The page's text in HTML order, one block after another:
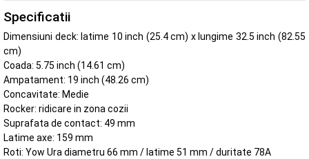
Specificatii
Dimensiuni deck: latime 10 inch (25.4 cm) x lungime 32.5 inch (82.55
cm)
Coada: 5.75 inch (14.61 cm)
Ampatament: 19 inch (48.26 cm)
Concavitate: Medie
Rocker: ridicare in zona cozii
Suprafata de contact: 49 mm
Latime axe: 159 mm
Roti: Yow Ura diametru 66 mm / latime 51 mm / duritate 78A